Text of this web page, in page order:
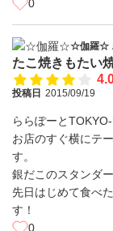
0
☆伽羅☆
たこ焼きもたい
投稿日 2015/09/19
ららぽーと
お店のすぐ横にテ
す。
銀だこのスタンダ
先日はじめて食べ
す！
0